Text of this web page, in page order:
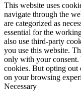
This website uses
navigate through the
are categorized as
essential for the
also use third-party
you use this website.
only with your consent.
cookies. But opting out
on your browsing
Necessary